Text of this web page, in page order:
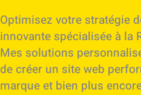
Optimisez votre stratégie
innovante spécialisée à la
Mes solutions
de créer un site web
marque et bien plus